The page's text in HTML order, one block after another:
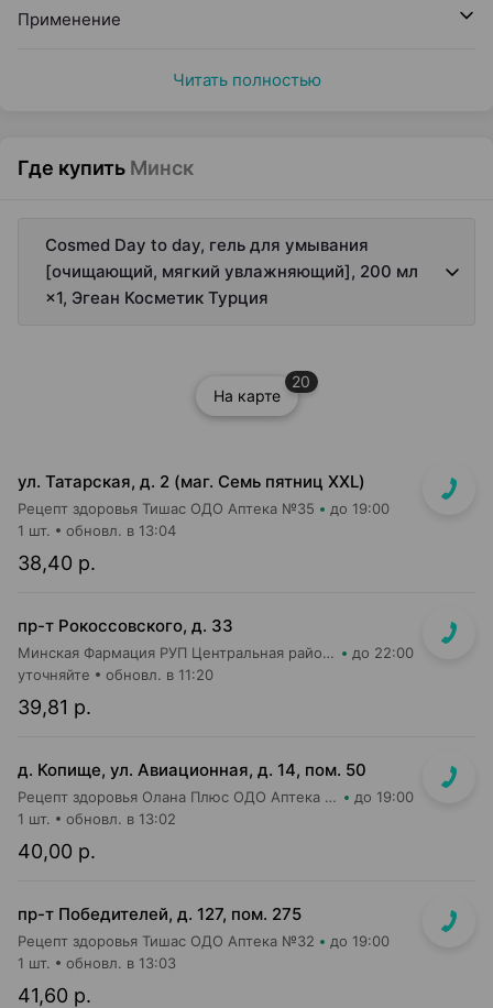
Применение
Читать полностью
Где купить Минск
Cosmed Day to day, гель для умывания
[очищающий, мягкий увлажняющий], 200 мл
×1, Эгеан Косметик Турция
На карте
20
ул. Татарская, д. 2 (маг. Семь пятниц XXL)
Рецепт здоровья Тишас ОДО Аптека №35 до 19:00
38,40 р.
1 шт. обновл. в 13:04
пр-т Рокоссовского, д. 33
Минская Фармация РУП Центральная районная аптека №182 до 22:00
39,81 р.
уточняйте обновл. в 11:20
д. Копище, ул. Авиационная, д. 14, пом. 50
Рецепт здоровья Олана Плюс ОДО Аптека №5 до 19:00
40,00 р.
1 шт. обновл. в 13:02
пр-т Победителей, д. 127, пом. 275
Рецепт здоровья Тишас ОДО Аптека №32 до 19:00
41,60 р.
1 шт. обновл. в 13:03